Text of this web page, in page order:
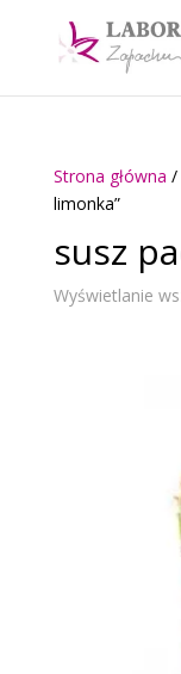
Strona główna /
limonka”
susz
Wyświetlanie